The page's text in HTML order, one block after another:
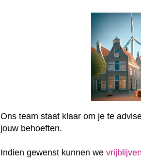
Ons team staat klaar om je te
jouw behoeften.
Indien gewenst kunnen we